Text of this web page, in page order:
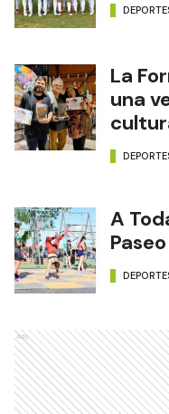
La
una
A
Ads